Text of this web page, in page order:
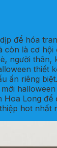
để hóa
còn là cơ hội
người thân,
thiết
ấn riêng
Hoa Long để
hot nhất